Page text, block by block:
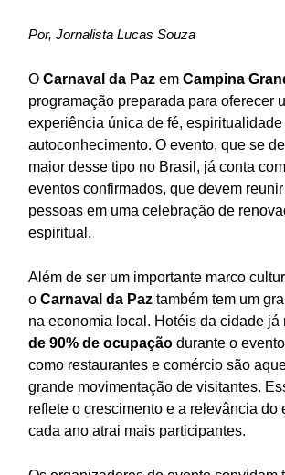
Por, Jornalista Lucas Souza
O Carnaval da Paz em Campina
programação preparada para oferecer
experiência única de fé, espiritualidade
autoconhecimento. O evento, que se
maior desse tipo no Brasil, já conta
eventos confirmados, que devem
pessoas em uma celebração de
espiritual.
Além de ser um importante marco
o Carnaval da Paz também tem um
na economia local. Hotéis da cidade já
de 90% de ocupação durante o
como restaurantes e comércio são
grande movimentação de visitantes.
reflete o crescimento e a relevância do
cada ano atrai mais participantes.